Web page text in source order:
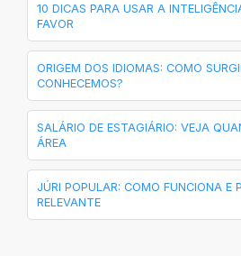
10 DICAS PARA USAR A
FAVOR
ORIGEM DOS IDIOMAS: COMO
CONHECEMOS?
SALÁRIO DE ESTAGIÁRIO: VEJA
ÁREA
JÚRI POPULAR: COMO FUNCIONA E
RELEVANTE